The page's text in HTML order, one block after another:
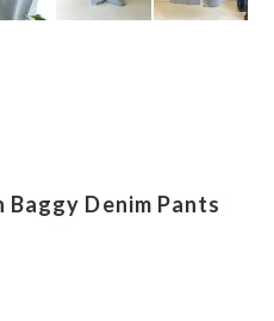
Baggy Denim Pants